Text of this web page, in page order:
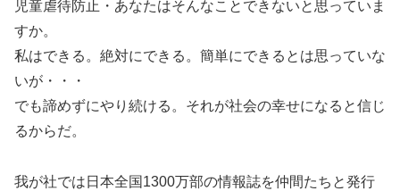
児童虐待防止・あなたはそんなことできないと思っていま
すか。
私はできる。絶対にできる。簡単にできるとは思っていな
いが・・・
でも諦めずにやり続ける。それが社会の幸せになると信じ
るからだ。
我が社では日本全国1300万部の情報誌を仲間たちと発行